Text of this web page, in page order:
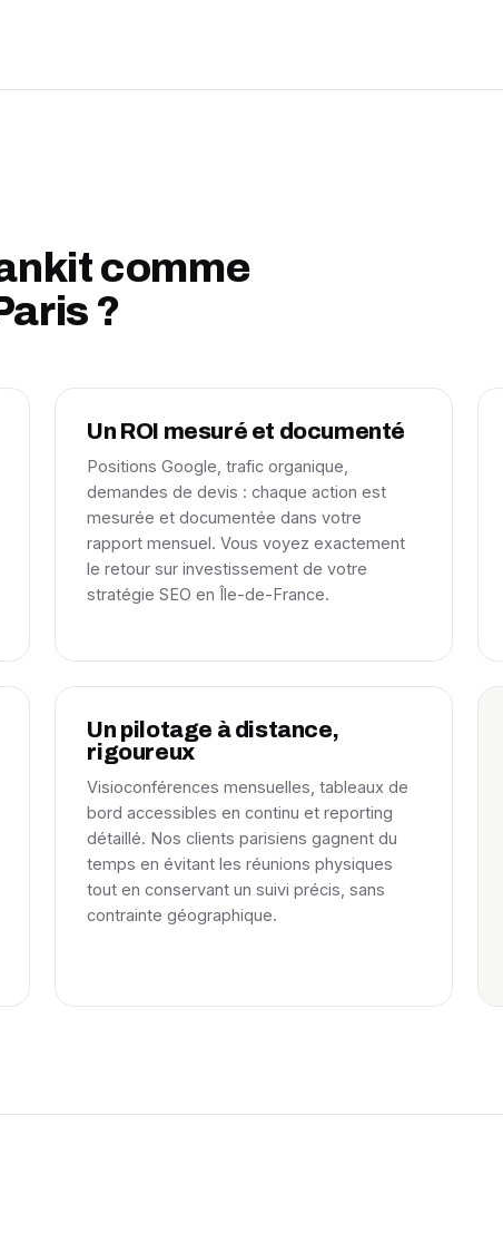
comme
?
Un ROI mesuré et documenté
Positions Google, trafic organique,
demandes de devis : chaque action est
mesurée et documentée dans votre
rapport mensuel. Vous voyez exactement
le retour sur investissement de votre
stratégie SEO en Île-de-France.
Un pilotage à distance,
rigoureux
Visioconférences mensuelles, tableaux de
bord accessibles en continu et reporting
détaillé. Nos clients parisiens gagnent du
temps en évitant les réunions physiques
tout en conservant un suivi précis, sans
contrainte géographique.